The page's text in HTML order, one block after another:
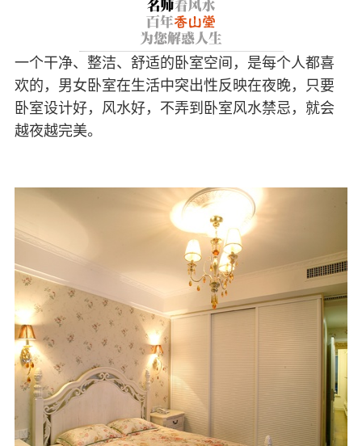
一个干净、整洁、舒适的卧室空间，是每个人都喜
欢的，男女卧室在生活中突出性反映在夜晚，只要
卧室设计好，风水好，不弄到卧室风水禁忌，就会
越夜越完美。